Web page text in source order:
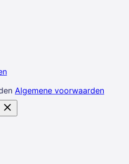
Algemene voorwaarden